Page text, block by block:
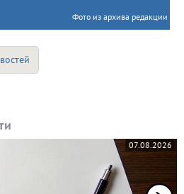
Фото из архива редакции
07.08.2026